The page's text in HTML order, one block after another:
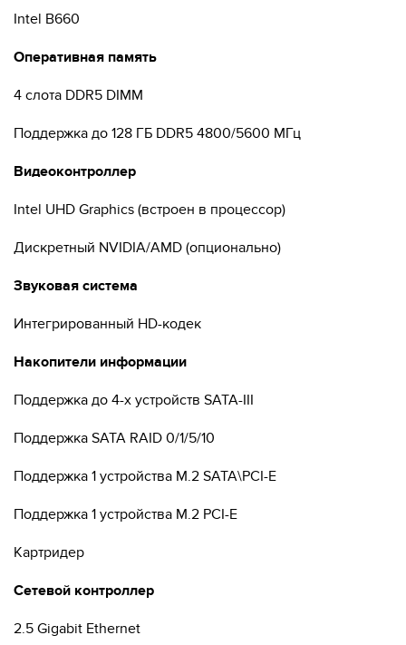
Intel B660
Оперативная память
4 слота DDR5 DIMM
Поддержка до 128 ГБ DDR5 4800/5600 МГц
Видеоконтроллер
Intel UHD Graphics (встроен в процессор)
Дискретный NVIDIA/AMD (опционально)
Звуковая система
Интегрированный HD-кодек
Накопители информации
Поддержка до 4-х устройств SATA-III
Поддержка SATA RAID 0/1/5/10
Поддержка 1 устройства M.2 SATA\PCI-E
Поддержка 1 устройства M.2 PCI-E
Картридер
Сетевой контроллер
2.5 Gigabit Ethernet